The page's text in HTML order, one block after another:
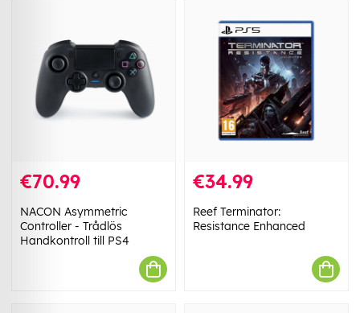
€70.99
NACON Asymmetric
Controller - Trådlös
Handkontroll till PS4
€34.99
Reef Terminator:
Resistance Enhanced